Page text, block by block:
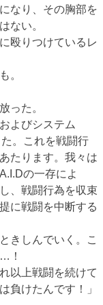
なり、その胸部を
ない。
殴りつけているレ
。
った。
よびシステム
。これを戦闘行
たります。我々は
の一存によ
、戦闘行為を収束
に戦闘を中断する
きしんでいく。こ
！
以上戦闘を続けて
負けたんです！」